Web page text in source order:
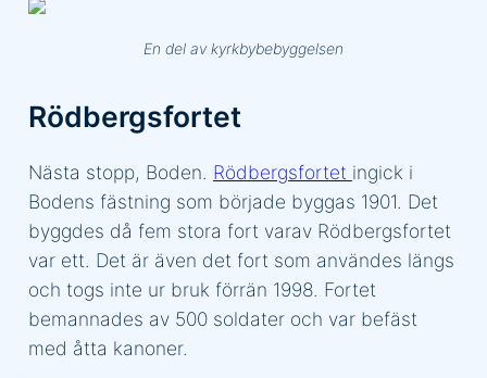
En del av kyrkbybebyggelsen
Rödbergsfortet
Nästa stopp, Boden. Rödbergsfortet ingick i
Bodens fästning som började byggas 1901. Det
byggdes då fem stora fort varav Rödbergsfortet
var ett. Det är även det fort som användes längs
och togs inte ur bruk förrän 1998. Fortet
bemannades av 500 soldater och var befäst
med åtta kanoner.